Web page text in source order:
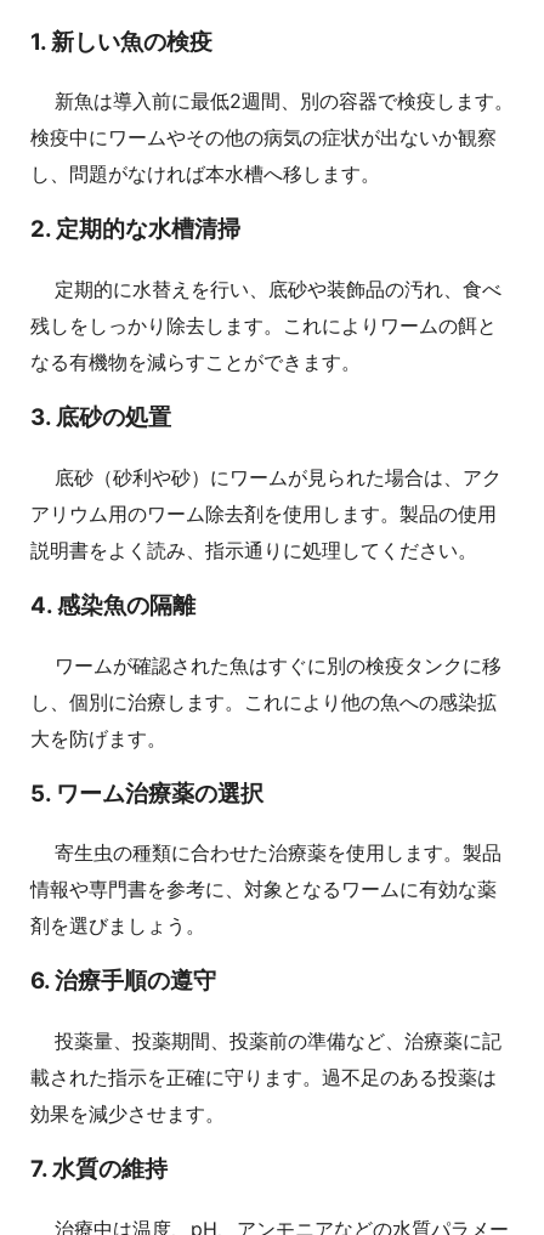
1. 新しい魚の検疫
新魚は導入前に最低2週間、別の容器で検疫します。
検疫中にワームやその他の病気の症状が出ないか観察
し、問題がなければ本水槽へ移します。
2. 定期的な水槽清掃
定期的に水替えを行い、底砂や装飾品の汚れ、食べ
残しをしっかり除去します。これによりワームの餌と
なる有機物を減らすことができます。
3. 底砂の処置
底砂（砂利や砂）にワームが見られた場合は、アク
アリウム用のワーム除去剤を使用します。製品の使用
説明書をよく読み、指示通りに処理してください。
4. 感染魚の隔離
ワームが確認された魚はすぐに別の検疫タンクに移
し、個別に治療します。これにより他の魚への感染拡
大を防げます。
5. ワーム治療薬の選択
寄生虫の種類に合わせた治療薬を使用します。製品
情報や専門書を参考に、対象となるワームに有効な薬
剤を選びましょう。
6. 治療手順の遵守
投薬量、投薬期間、投薬前の準備など、治療薬に記
載された指示を正確に守ります。過不足のある投薬は
効果を減少させます。
7. 水質の維持
治療中は温度、pH、アンモニアなどの水質パラメー